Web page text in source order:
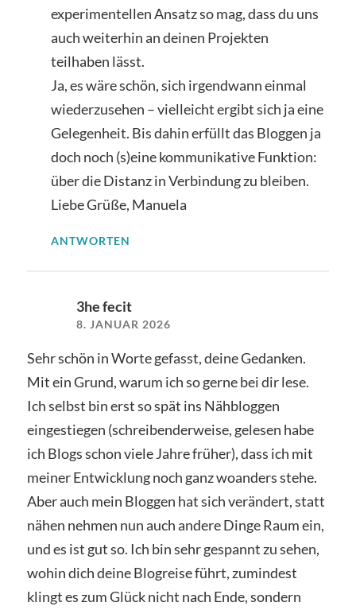
experimentellen Ansatz so mag, dass du uns
auch weiterhin an deinen Projekten
teilhaben lässt.
Ja, es wäre schön, sich irgendwann einmal
wiederzusehen – vielleicht ergibt sich ja eine
Gelegenheit. Bis dahin erfüllt das Bloggen ja
doch noch (s)eine kommunikative Funktion:
über die Distanz in Verbindung zu bleiben.
Liebe Grüße, Manuela
ANTWORTEN
3he fecit
8. JANUAR 2026
Sehr schön in Worte gefasst, deine Gedanken.
Mit ein Grund, warum ich so gerne bei dir lese.
Ich selbst bin erst so spät ins Nähbloggen
eingestiegen (schreibenderweise, gelesen habe
ich Blogs schon viele Jahre früher), dass ich mit
meiner Entwicklung noch ganz woanders stehe.
Aber auch mein Bloggen hat sich verändert, statt
nähen nehmen nun auch andere Dinge Raum ein,
und es ist gut so. Ich bin sehr gespannt zu sehen,
wohin dich deine Blogreise führt, zumindest
klingt es zum Glück nicht nach Ende, sondern